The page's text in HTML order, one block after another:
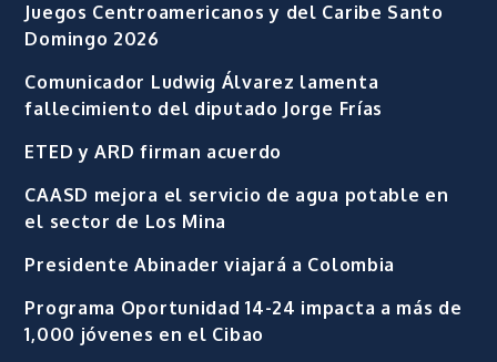
Juegos Centroamericanos y del Caribe Santo
Domingo 2026
Comunicador Ludwig Álvarez lamenta
fallecimiento del diputado Jorge Frías
ETED y ARD firman acuerdo
CAASD mejora el servicio de agua potable en
el sector de Los Mina
Presidente Abinader viajará a Colombia
Programa Oportunidad 14-24 impacta a más de
1,000 jóvenes en el Cibao